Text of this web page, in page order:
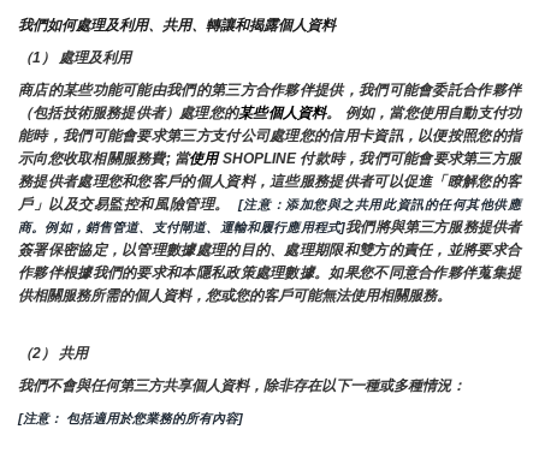
我們如何處理及利用、共用、轉讓和揭露個人資料
（1） 處理及利用
商店的某些功能可能由我們的第三方合作夥伴提供，我們可能會委託合作夥伴
（包括技術服務提供者）處理您的某些個人資料。 例如，當您使用自動支付功
能時，我們可能會要求第三方支付公司處理您的信用卡資訊，以便按照您的指
示向您收取相關服務費; 當使用 SHOPLINE 付款時，我們可能會要求第三方服
務提供者處理您和您客戶的個人資料，這些服務提供者可以促進「瞭解您的客
戶」以及交易監控和風險管理。
[注意：添加您與之共用此資訊的任何其他供應
商。例如，銷售管道、支付閘道、運輸和履行應用程式]我們將與第三方服務提供者
簽署保密協定，以管理數據處理的目的、處理期限和雙方的責任，並將要求合
作夥伴根據我們的要求和本隱私政策處理數據。如果您不同意合作夥伴蒐集提
供相關服務所需的個人資料，您或您的客戶可能無法使用相關服務。
（2） 共用
我們不會與任何第三方共享個人資料，除非存在以下一種或多種情況：
[注意： 包括適用於您業務的所有內容]